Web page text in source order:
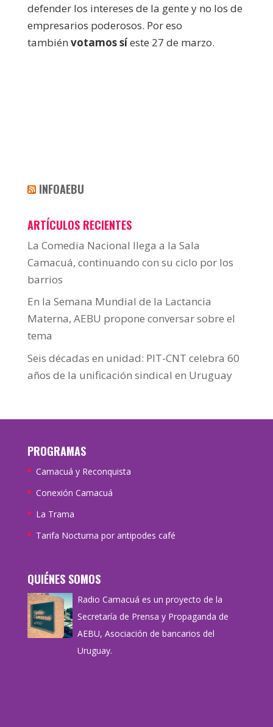
defender los intereses de la gente y no los de
empresarios poderosos. Por eso
también votamos síeste 27 de marzo.
INFOAEBU
ARTÍCULOS RECIENTES
La Comedia Nacional llega a la Sala
Camacuá, continuando con su ciclo por los
barrios
En la Semana Mundial de la Lactancia
Materna, AEBU propone conversar sobre el
tema
Seis décadas en unidad: PIT-CNT celebra 60
años de la unificación sindical en Uruguay
PROGRAMAS
Camacuá y Reconquista
Conexión Camacuá
La Trama
Tarifa Nocturna por antipodes café
QUIÉNES SOMOS
Radio Camacuá es un proyecto de la
Secretaría de Prensa y Propaganda de
AEBU, Asociación de bancarios del
Uruguay.